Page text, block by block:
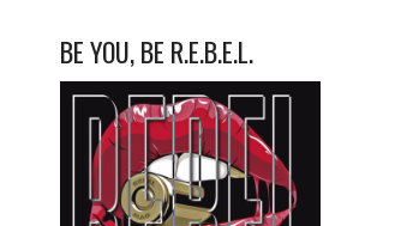
BE YOU, BE R.E.B.E.L.